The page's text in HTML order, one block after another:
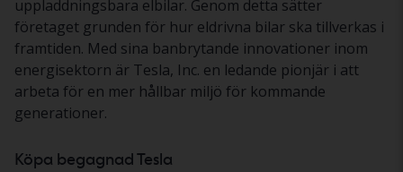
uppladdningsbara elbilar. Genom detta sätter
företaget grunden för hur eldrivna bilar ska tillverkas i
framtiden. Med sina banbrytande innovationer inom
energisektorn är Tesla, Inc. en ledande pionjär i att
arbeta för en mer hållbar miljö för kommande
generationer.
Köpa begagnad Tesla